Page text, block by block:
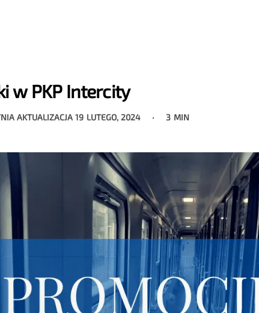
w PKP Intercity
AKTUALIZACJA19 LUTEGO, 2024 3 MIN